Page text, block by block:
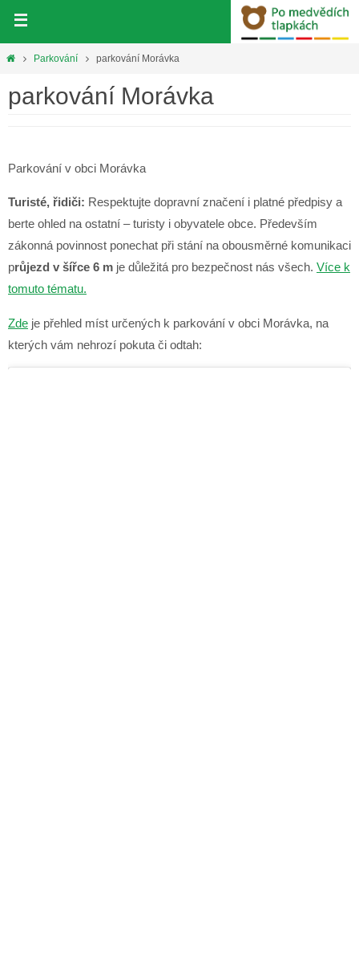
obsahHomeParkování parkování Morávka
parkování Morávka
Parkování v obci Morávka
Turisté, řidiči: Respektujte dopravní značení i platné předpisy a
berte ohled na ostatní – turisty i obyvatele obce. Především
zákonná povinnost ponechat při stání na obousměrné komunikaci
průjezd v šířce 6 m je důležitá pro bezpečnost nás všech. Více k
tomuto tématu.
Zde je přehled míst určených k parkování v obci Morávka, na
kterých vám nehrozí pokuta či odtah: